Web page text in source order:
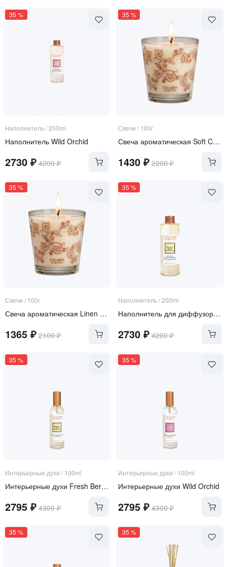
35 %
Наполнитель/200ml
Наполнитель Wild Orchid
2730 ₽ 4200₽
35 %
Свечи / 100г
Свеча ароматическая Soft Cashmere
1430₽ 2200₽
35 %
Свечи / 100г
Свеча ароматическая Linen Flower
1365 ₽ 2100₽
35 %
Наполнитель/200ml
Наполнитель для диффузоров Fresh Bergamot
2730₽ 4200₽
35 %
Интерьерные духи / 100ml
Интерьерные духи Fresh Bergamot
2795 ₽ 4300₽
35 %
Интерьерные духи / 100ml
Интерьерные духи Wild Orchid
2795₽ 4300₽
35 % 35 %